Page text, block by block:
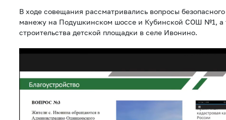
В ходе совещания рассматривались вопросы
манежу на Подушкинском шоссе и Кубинской СОШ №1, а
строительства детской площадки в селе Ивонино.